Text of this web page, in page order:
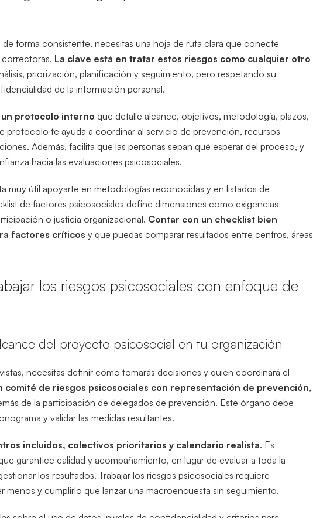
de forma consistente, necesitas una hoja de ruta clara que conecte
La clave está en tratar estos riesgos como cualquier otro
priorización, planificación y seguimiento, pero respetando su
de la información personal.
protocolo interno que detalle alcance, objetivos, metodología, plazos,
protocolo te ayuda a coordinar al servicio de prevención, recursos
Además, facilita que las personas sepan qué esperar del proceso, y
hacia las evaluaciones psicosociales.
muy útil apoyarte en metodologías reconocidas y en listados de
de factores psicosociales define dimensiones como exigencias
o justicia organizacional. Contar con un checklist bien
factores críticos y que puedas comparar resultados entre centros, áreas
los riesgos psicosociales con enfoque de
del proyecto psicosocial en tu organización
necesitas definir cómo tomarás decisiones y quién coordinará el
comité de riesgos psicosociales con representación de prevención,
de la participación de delegados de prevención. Este órgano debe
y validar las medidas resultantes.
incluidos, colectivos prioritarios y calendario realista. Es
garantice calidad y acompañamiento, en lugar de evaluar a toda la
los resultados. Trabajar los riesgos psicosociales requiere
menos y cumplirlo que lanzar una macroencuesta sin seguimiento.